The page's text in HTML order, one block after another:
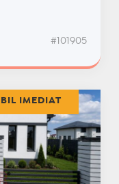
#101905
IMEDIAT